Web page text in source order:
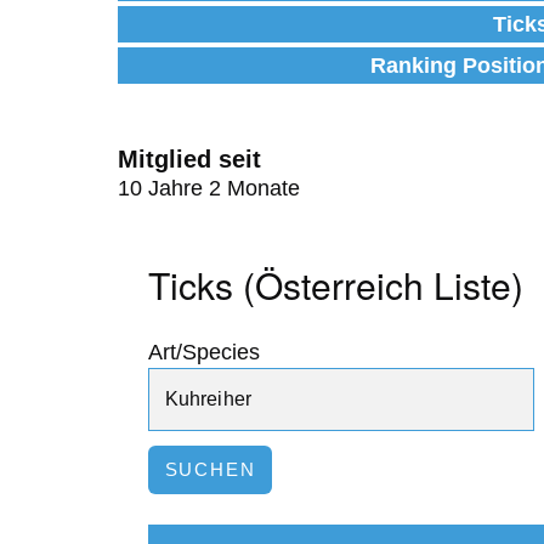
Ranking
Mitglied seit
10 Jahre 2 Monate
Ticks (Österreich Liste)
Art/Species